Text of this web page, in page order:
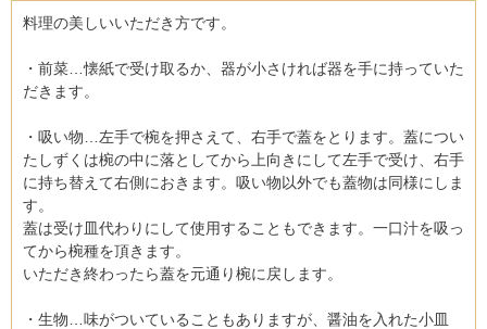
料理の美しいいただき方です。
・前菜…懐紙で受け取るか、器が小さければ器を手に持っていた
だきます。
・吸い物…左手で椀を押さえて、右手で蓋をとります。蓋につい
たしずくは椀の中に落としてから上向きにして左手で受け、右手
に持ち替えて右側におきます。吸い物以外でも蓋物は同様にしま
す。
蓋は受け皿代わりにして使用することもできます。一口汁を吸っ
てから椀種を頂きます。
いただき終わったら蓋を元通り椀に戻します。
・生物…味がついていることもありますが、醤油を入れた小皿